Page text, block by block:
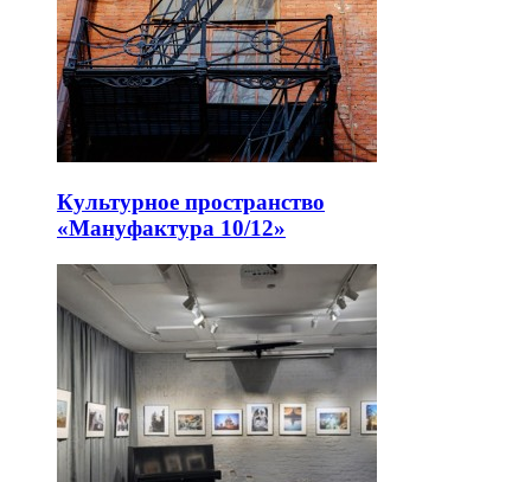
Культурное пространство
«Мануфактура 10/12»